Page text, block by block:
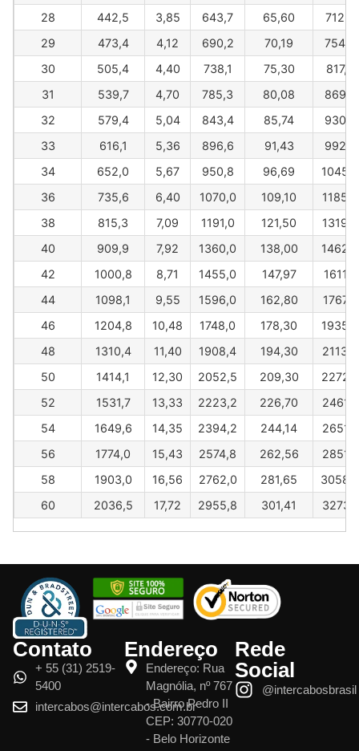
28
442,5 3,85 643,7 65,60
712,9
29
473,4 4,12 690,2 70,19
754,6
30
505,4 4,40 738,1 75,30
817,4
31
539,7 4,70 785,3 80,08
869,7
32
579,4 5,04 843,4 85,74
930,0
33
616,1 5,36 896,6 91,43
992,8
34
652,0 5,67 950,8 96,69
1045,0
36
735,6 6,40 1070,0 109,10
1185,0
38
815,3 7,09 1191,0 121,50
1319,0
40
909,9 7,92 1360,0 138,00
1462,0
42
1000,8 8,71 1455,0 147,97
1611,2
44
1098,1 9,55 1596,0 162,80
1767,0
46
1204,8 10,48 1748,0 178,30
1935,0
48
1310,4 11,40 1908,4 194,30
2113,3
50
1414,1 12,30 2052,5 209,30
2272,8
52
1531,7 13,33 2223,2 226,70
2461,8
54
1649,6 14,35 2394,2 244,14
2651,2
56
1774,0 15,43 2574,8 262,56
2851,2
58
1903,0 16,56 2762,0 281,65
3058,5
60
2036,5 17,72 2955,8 301,41 3273,1
Contato
+ 55 (31) 2519-
5400
intercabos@intercabos.com.br
Endereço
Endereço: Rua
Magnólia, nº 767
- Bairro Pedro II
CEP: 30770-020
- Belo Horizonte
Rede
Social
@intercabosbrasil